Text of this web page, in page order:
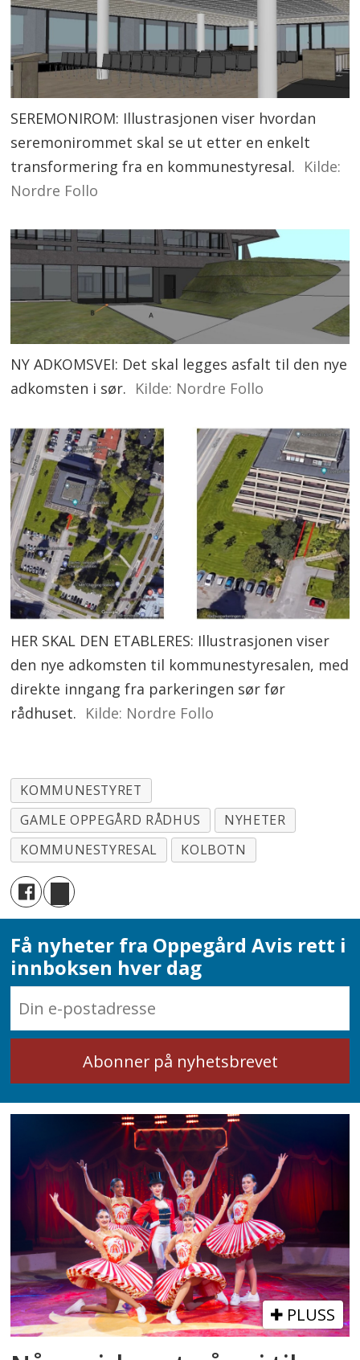
SEREMONIROM: Illustrasjonen viser hvordan
seremonirommet skal se ut etter en enkelt
transformering fra en kommunestyresal. Kilde:
Nordre Follo
NY ADKOMSVEI: Det skal legges asfalt til den nye
adkomsten i sør. Kilde: Nordre Follo
HER SKAL DEN ETABLERES: Illustrasjonen viser
den nye adkomsten til kommunestyresalen, med
direkte inngang fra parkeringen sør før
rådhuset. Kilde: Nordre Follo
KOMMUNESTYRET
GAMLE OPPEGÅRD RÅDHUS
NYHETER
KOMMUNESTYRESAL
KOLBOTN
Få nyheter fra Oppegård Avis rett i
innboksen hver dag
PLUSS